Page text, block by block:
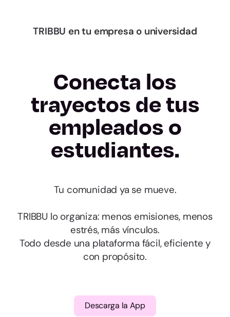
Bizkaia
La Rioja
Ceuta
Melilla
Almería
Cádiz
Córdoba
Granada
Huelva
Jaén
TRIBBU en tu empresa o universidad
Conecta los
trayectos de tus
empleados o
estudiantes.
Tu comunidad ya se mueve.
TRIBBU lo organiza: menos emisiones, menos
estrés, más vínculos.
Todo desde una plataforma fácil, eficiente y
con propósito.
Descarga la App